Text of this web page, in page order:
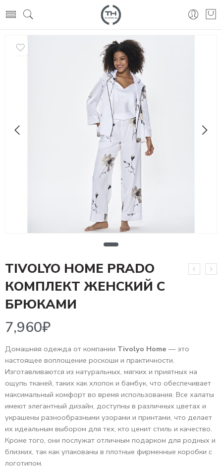
TIVOLYO HOME PRADO
КОМПЛЕКТ ЖЕНСКИЙ С
БРЮКАМИ
7,960₽
Домашняя одежда от компании Tivolyo Home — это
настоящее воплощение роскоши и практичности.
Изготавливаются из натуральных, мягких и приятных на
ощупь тканей, таких как хлопок и бамбук, что обеспечивает
максимальный комфорт во время использования. Все халаты
имеют элегантный дизайн, доступны в различных цветах и
украшены разнообразными узорами и принтами, что делает
их идеальным выбором для тех, кто ценит стиль и качество.
Кроме того, они послужат отличным подарком для родных и
близких, так как упакованы в плотные фирменные коробки с
логотипом.